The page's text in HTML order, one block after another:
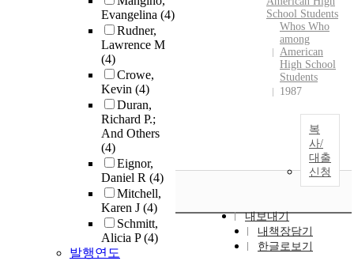
Evangelina (4)
Rudner,
Lawrence M
(4)
Crowe,
Kevin (4)
Duran,
Richard P.;
And Others
(4)
Eignor,
Daniel R (4)
Mitchell,
Karen J (4)
Schmitt,
Alicia P(4)
발행연도
School Students
Whos Who
among
American
High School
Students
1987
복
사/
대출
신청
내보내기
내책장담기
한글로보기